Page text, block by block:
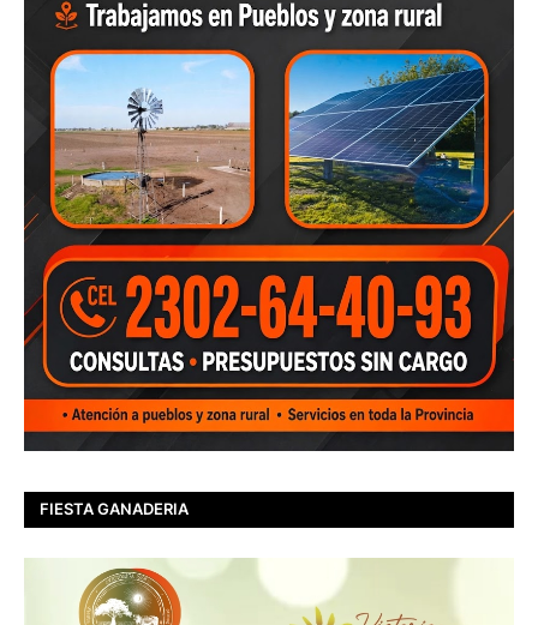
FIESTA GANADERIA